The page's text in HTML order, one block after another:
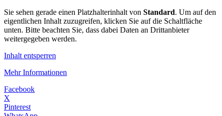
Sie sehen gerade einen Platzhalterinhalt von Standard. Um auf den
eigentlichen Inhalt zuzugreifen, klicken Sie auf die Schaltfläche
unten. Bitte beachten Sie, dass dabei Daten an Drittanbieter
weitergegeben werden.
Inhalt entsperren
Mehr Informationen
Facebook
X
Pinterest